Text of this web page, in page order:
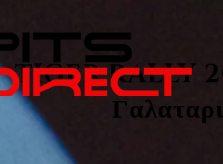
TIGER RALLY